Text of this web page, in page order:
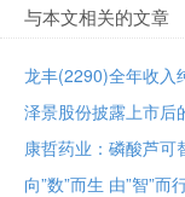
与本文相关的文章
龙丰(2290)全年收入